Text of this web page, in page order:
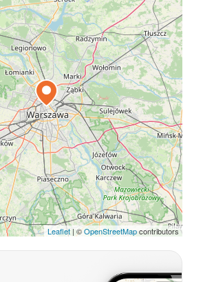
Leaflet | ©OpenStreetMapcontributors